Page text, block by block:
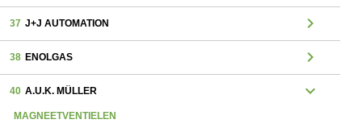
37 J+J AUTOMATION chevron_right
38 ENOLGAS chevron_right
40 A.U.K. MÜLLER expand_more
MAGNEETVENTIELEN